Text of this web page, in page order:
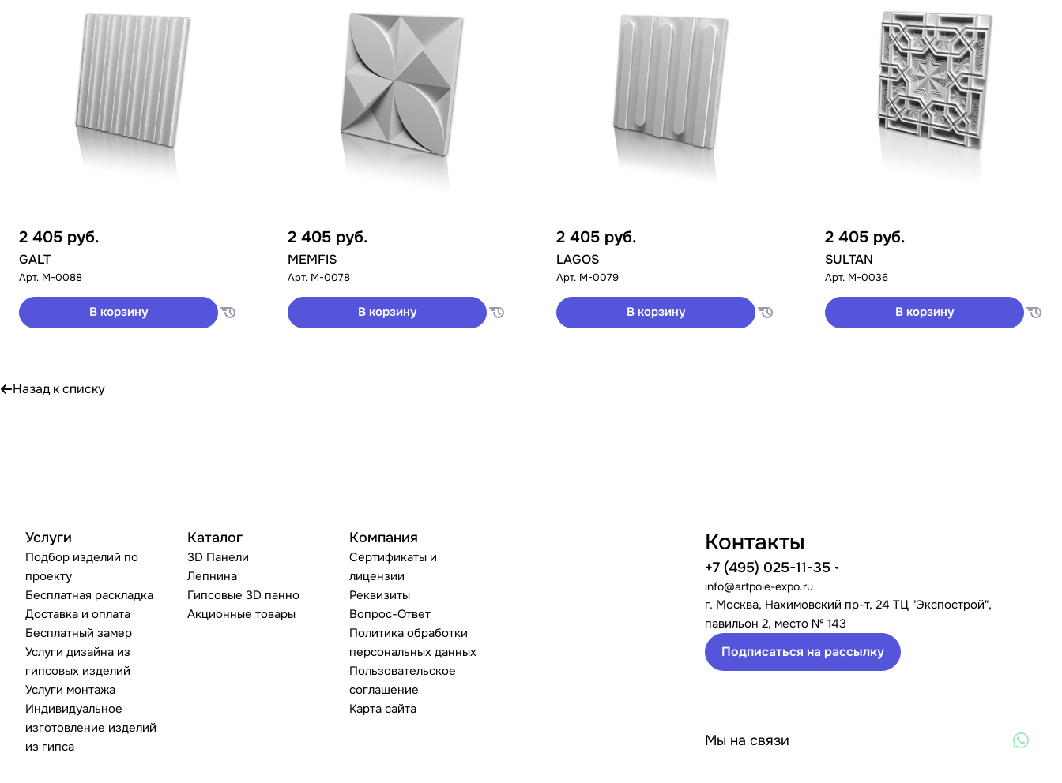
2 405 руб.
GALT
Арт. M-0088
В корзину
2 405 руб.
MEMFIS
Арт. M-0078
В корзину
2 405 руб.
LAGOS
Арт. M-0079
В корзину
2 405 руб.
SULTAN
Арт. M-0036
В корзину
Назад к списку
Услуги
Подбор изделий по
проекту
Бесплатная раскладка
Доставка и оплата
Бесплатный замер
Услуги дизайна из
гипсовых изделий
Услуги монтажа
Индивидуальное
изготовление изделий
из гипса
Каталог
3D Панели
Лепнина
Гипсовые 3D панно
Акционные товары
Компания
Сертификаты и
лицензии
Реквизиты
Вопрос-Ответ
Политика обработки
персональных данных
Пользовательское
соглашение
Карта сайта
Контакты
+7 (495) 025-11-35
info@artpole-expo.ru
г. Москва, Нахимовский пр-т, 24 ТЦ "Экспострой",
павильон 2, место № 143
Подписаться на рассылку
Мы на связи